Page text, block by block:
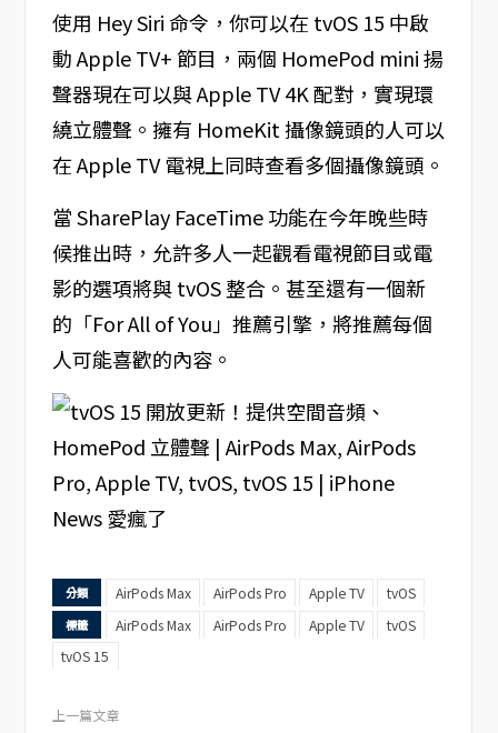
使用 Hey Siri 命令，你可以在 tvOS 15 中啟
動 Apple TV+ 節目，兩個 HomePod mini 揚
聲器現在可以與 Apple TV 4K 配對，實現環
繞立體聲。擁有 HomeKit 攝像鏡頭的人可以
在 Apple TV 電視上同時查看多個攝像鏡頭。
當 SharePlay FaceTime 功能在今年晚些時
候推出時，允許多人一起觀看電視節目或電
影的選項將與 tvOS 整合。甚至還有一個新
的「For All of You」推薦引擎，將推薦每個
人可能喜歡的內容。
分類 AirPods Max AirPods Pro Apple TV tvOS
標籤 AirPods Max AirPods Pro Apple TV
tvOS
tvOS 15
上一篇文章